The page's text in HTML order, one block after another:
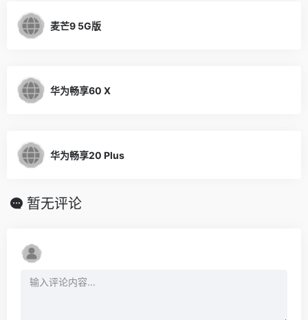
麦芒9 5G版
华为畅享60 X
华为畅享20 Plus
暂无评论